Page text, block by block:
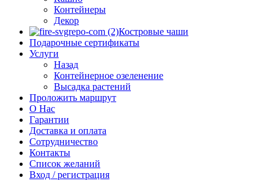
Контейнеры
Декор
Костровые чаши
Подарочные сертификаты
Услуги
Назад
Контейнерное озеленение
Высадка растений
Проложить маршрут
О Нас
Гарантии
Доставка и оплата
Сотрудничество
Контакты
Список желаний
Вход / регистрация